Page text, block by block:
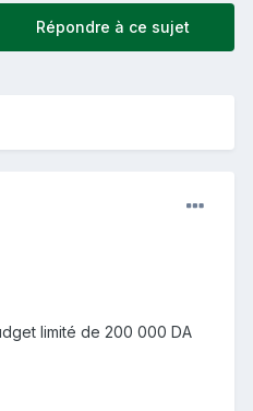
Répondre à ce sujet
limité de 200 000 DA